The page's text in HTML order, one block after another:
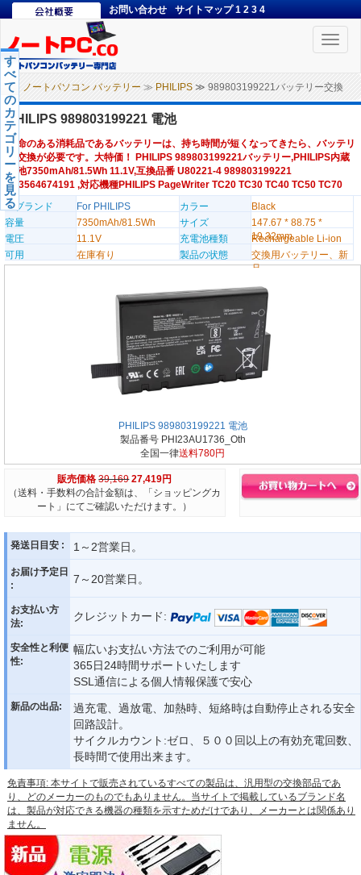
お問い合わせ サイトマップ 1 2 3 4
Toggle
ノートパソコン バッテリー ≫ PHILIPS ≫ 989803199221バッテリー交換
す
べ
て
の
カ
テ
ゴ
リ
ー
を
見
る
PHILIPS 989803199221 電池
寿命のある消耗品であるバッテリーは、持ち時間が短くなってきたら、バッテリ
ー交換が必要です。大特価！ PHILIPS 989803199221バッテリー,PHILIPS内蔵
電池7350mAh/81.5Wh 11.1V,互換品番 U80221-4 989803199221
453564674191 ,対応機種PHILIPS PageWriter TC20 TC30 TC40 TC50 TC70
のブランド
For PHILIPS カラー
Black
容量
7350mAh/81.5Wh サイズ
147.67 * 88.75 *
19.32mm
電圧 11.1V 充電池種類
Rechargeable Li-ion
可用
在庫有り 製品の状態
交換用バッテリー、新
品
PHILIPS 989803199221 電池
製品番号 PHI23AU1736_Oth
全国一律送料780円
販売価格 39,169 27,419円
（送料・手数料の合計金額は、「ショッピングカ
ート」にてご確認いただけます。）
発送日目安 : 1～2営業日。
お届け予定日
:
7～20営業日。
お支払い方
法:
クレジットカード:
安全性と利便
性:
幅広いお支払い方法でのご利用が可能
365日24時間サポートいたします
SSL通信による個人情報保護で安心
新品の出品:
過充電、過放電、加熱時、短絡時は自動停止される安全
回路設計。
サイクルカウント:ゼロ、５００回以上の有効充電回数、
長時間で使用出来ます。
免責事項: 本サイトで販売されているすべての製品は、汎用型の交換部品であ
り、どのメーカーのものでもありません。当サイトで掲載しているブランド名
は、製品が対応できる機器の種類を示すためだけであり、メーカーとは関係あり
ません。